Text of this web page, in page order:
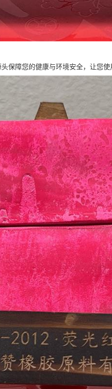
保障您的健康与环境安全，让您使